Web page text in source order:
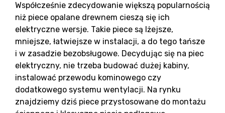
Współcześnie zdecydowanie większą popularnością
niż piece opalane drewnem cieszą się ich
elektryczne wersje. Takie piece są lżejsze,
mniejsze, łatwiejsze w instalacji, a do tego tańsze
i w zasadzie bezobsługowe. Decydując się na piec
elektryczny, nie trzeba budować dużej kabiny,
instalować przewodu kominowego czy
dodatkowego systemu wentylacji. Na rynku
znajdziemy dziś piece przystosowane do montażu